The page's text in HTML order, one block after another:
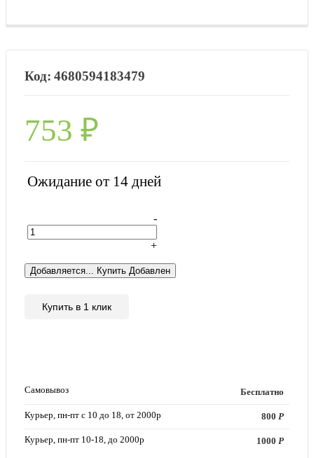
4680594183479
753 ₽
Ожидание от 14 дней
-
+
Добавляется... Купить Добавлен
Купить в 1 клик
Самовывоз Бесплатно
Курьер, пн-пт с 10 до 18, от 2000р 800Р
Курьер, пн-пт 10-18, до 2000р 1000Р